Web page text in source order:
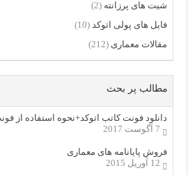
شیت های پرزانته (2)
فایل های پولی اتوکد (10)
مقالات معماری (212)
مطالب پر بحث
دانلود فونت کاتب اتوکد+نحوه استفاده از
7 آگوست 2017
فروش پایانامه های معماری
12 آوریل 2015